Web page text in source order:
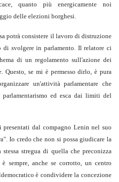
quanto più energicamente noi
delle elezioni borghesi.
potrà consistere il lavoro di distruzione
di svolgere in parlamento. Il relatore ci
di un regolamento sull'azione dei
Questo, se mi è permesso dirlo, è pura
un'attività parlamentare che
ed esca dai limiti del
dal compagno Lenin nel suo
Io credo che non si possa giudicare la
stregua di quella che preconizza
sempre, anche se corrotto, un centro
è condividere la concezione